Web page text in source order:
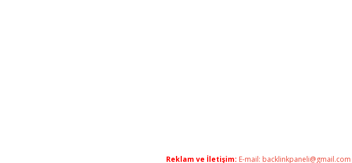
Reklam ve İletişim: E-mail: backlinkpaneli@gmail.com